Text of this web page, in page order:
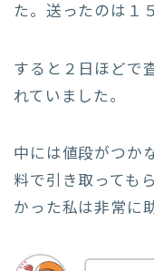
た。送ったのは１
すると２日ほどで
れていました。
中には値段がつか
料で引き取っても
かった私は非常に